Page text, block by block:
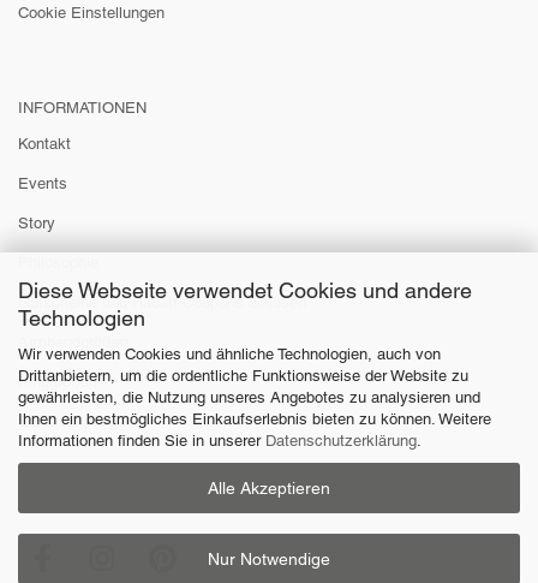
Diese Webseite verwendet Cookies und andere
Technologien
Wir verwenden Cookies und ähnliche Technologien, auch von
Drittanbietern, um die ordentliche Funktionsweise der Website zu
gewährleisten, die Nutzung unseres Angebotes zu analysieren und
Ihnen ein bestmögliches Einkaufserlebnis bieten zu können. Weitere
Informationen finden Sie in unserer Datenschutzerklärung
Alle Akzeptieren
Nur Notwendige
Cookie Einstellungen
INFORMATIONEN
Kontakt
Events
Story
Gutscheine und Rabatt Coupons einlösen
Ringgrößen
Schmuckpflege